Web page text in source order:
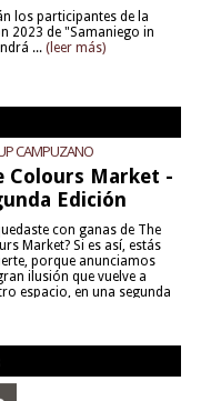
los participantes de la
2023 de "Samaniego in
... (leer más)
CAMPUZANO
Colours Market -
Edición
con ganas de The
Market? Si es así, estás
porque anunciamos
ilusión que vuelve a
espacio, en una segunda